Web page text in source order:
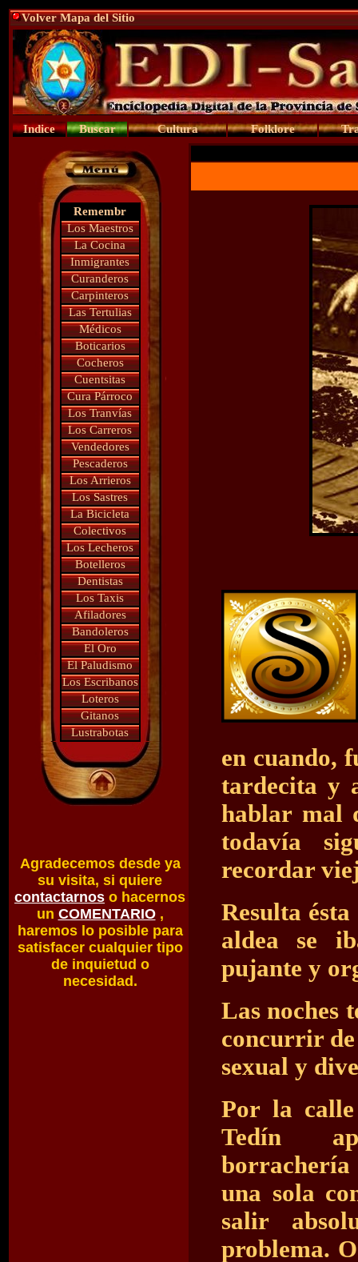
Volver Mapa del Sitio
Indice Buscar Cultura Folklore
Remembr
Los Maestros
La Cocina
Inmigrantes
Curanderos
Carpinteros
Las Tertulias
Médicos
Boticarios
Cocheros
Cuentsitas
Cura Párroco
Los Tranvías
Los Carreros
Vendedores
Pescaderos
Los Arrieros
Los Sastres
La Bicicleta
Colectivos
Los Lecheros
Botelleros
Dentistas
Los Taxis
Afiladores
Bandoleros
El Oro
El Paludismo
Los Escribanos
Loteros
Gitanos
Lustrabotas
Agradecemos desde ya
su visita, si quiere
contactarnos o hacernos
un COMENTARIO,
haremos lo posible para
satisfacer cualquier tipo
de inquietud o
necesidad.
en cuando,
tardecita y
hablar mal
todavía
recordar
Resulta
aldea se
pujante y
Las noches
concurrir
sexual y
Por la calle
Tedín
una sola
salir
problema.